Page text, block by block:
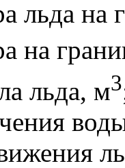
льда на
на
льда, м3